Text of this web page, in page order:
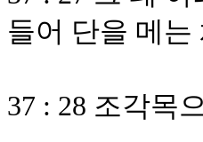
들어 단을 메
37 : 28 조각목